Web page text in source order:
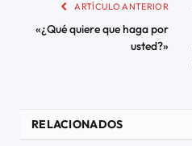
ARTÍCULO ANTERIOR
«¿Qué quiere que haga por
usted?»
RELACIONADOS